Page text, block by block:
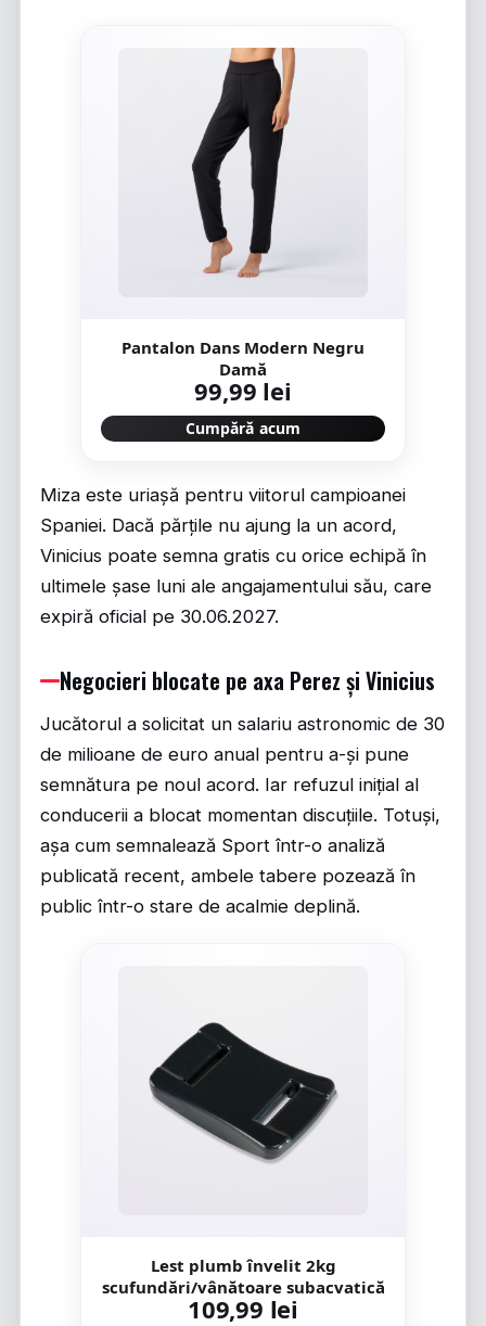
Pantalon Dans Modern Negru
Damă
99,99 lei
Cumpără acum
Miza este uriașă pentru viitorul campioanei
Spaniei. Dacă părțile nu ajung la un acord,
Vinicius poate semna gratis cu orice echipă în
ultimele șase luni ale angajamentului său, care
expiră oficial pe 30.06.2027.
Negocieri blocate pe axa Perez și Vinicius
Jucătorul a solicitat un salariu astronomic de 30
de milioane de euro anual pentru a-și pune
semnătura pe noul acord. Iar refuzul inițial al
conducerii a blocat momentan discuțiile. Totuși,
așa cum semnalează Sport într-o analiză
publicată recent, ambele tabere pozează în
public într-o stare de acalmie deplină.
Lest plumb învelit 2kg
scufundări/vânătoare subacvatică
109,99 lei